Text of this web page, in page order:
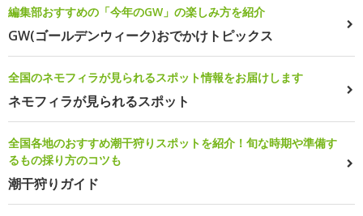
編集部おすすめの「今年のGW」の楽しみ方を紹介
GW(ゴールデンウィーク)おでかけトピックス
全国のネモフィラが見られるスポット情報をお届けします
ネモフィラが見られるスポット
全国各地のおすすめ潮干狩りスポットを紹介！旬な時期や準備す
るもの採り方のコツも
潮干狩りガイド